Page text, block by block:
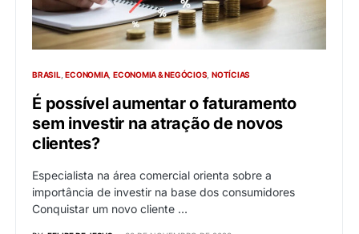
BRASIL ECONOMIA ECONOMIA & NEGÓCIOS NOTÍCIAS
É possível aumentar o faturamento
sem investir na atração de novos
clientes?
Especialista na área comercial orienta sobre a
importância de investir na base dos consumidores
Conquistar um novo cliente …